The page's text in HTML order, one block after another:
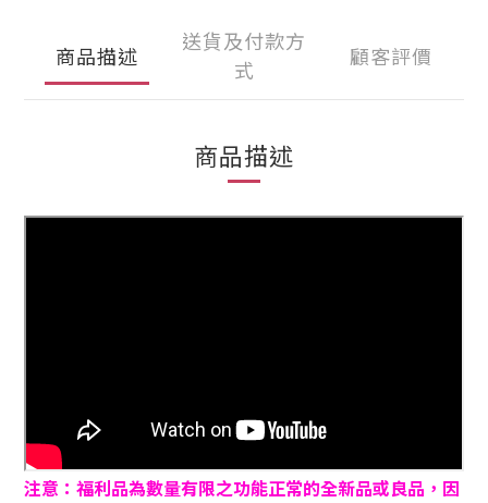
商品描述
送貨及付款方
式
顧客評價
商品描述
注意：福利品為數量有限之功能正常的全新品或良品，因